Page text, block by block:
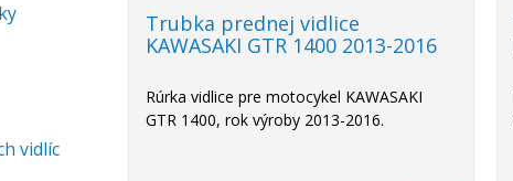
Trubka prednej vidlice
KAWASAKI GTR 1400 2013-2016
Rúrka vidlice pre motocykel KAWASAKI
GTR 1400, rok výroby 2013-2016.
vidlíc